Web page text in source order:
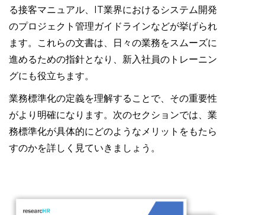
る接客マニュアル、IT業界におけるシステム開発
のプロジェクト管理ガイドラインなどが挙げられ
ます。これらの文書は、日々の業務をスムーズに
進めるための指針となり、新入社員のトレーニン
グにも役立ちます。
業務標準化の定義を理解することで、その重要性
がより明確になります。次のセクションでは、業
務標準化が具体的にどのようなメリットをもたら
すのかを詳しく見ていきましょう。